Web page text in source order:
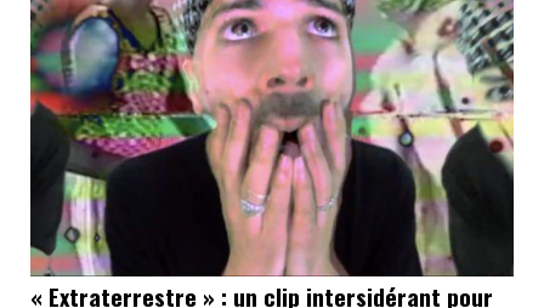
« Extraterrestre » : un clip intersidérant pour